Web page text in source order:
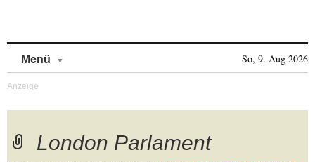
Menü So, 9. Aug 2026
London Parlament